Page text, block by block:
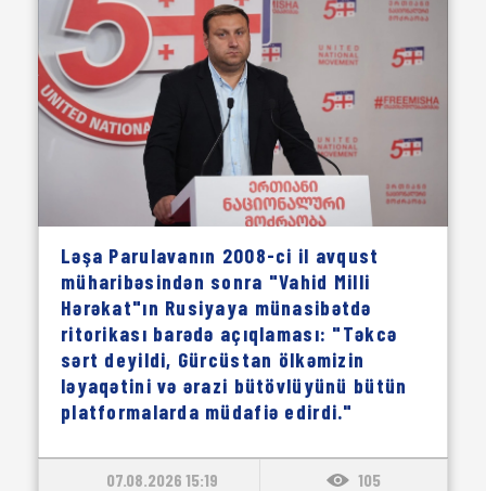
Ləşa Parulavanın 2008-ci il avqust
müharibəsindən sonra "Vahid Milli
Hərəkat"ın Rusiyaya münasibətdə
ritorikası barədə açıqlaması: "Təkcə
sərt deyildi, Gürcüstan ölkəmizin
ləyaqətini və ərazi bütövlüyünü bütün
platformalarda müdafiə edirdi."
07.08.2026 15:19 105